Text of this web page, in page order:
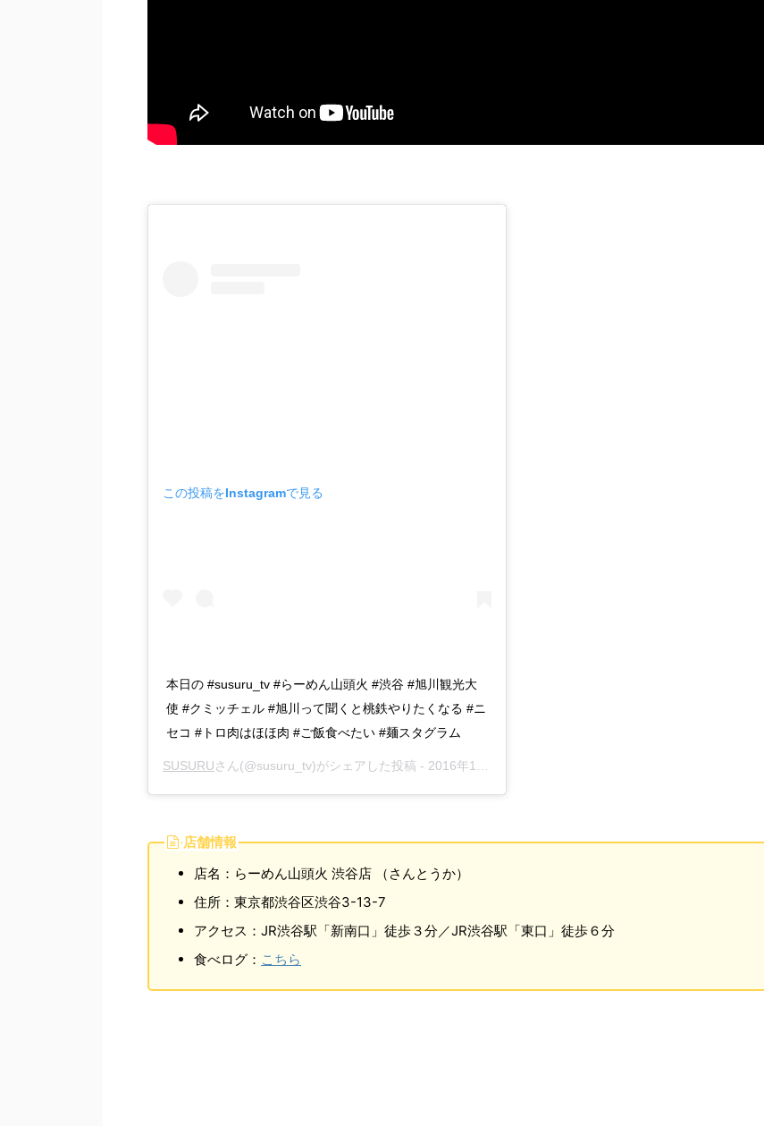
この投稿をInstagramで見る
本日の #susuru_tv #らーめん山頭火 #渋谷 #旭川観光大
使 #クミッチェル #旭川って聞くと桃鉄やりたくなる #ニ
セコ #トロ肉はほほ肉 #ご飯食べたい #麺スタグラム
SUSURUさん(@susuru_tv)がシェアした投稿 - 2016年10月月12日午前8時46分PDT
店舗情報
店名：らーめん山頭火 渋谷店 （さんとうか）
住所：東京都渋谷区渋谷3-13-7
アクセス：JR渋谷駅「新南口」徒歩３分／JR渋谷駅「東口」徒歩６分
食べログ： こちら